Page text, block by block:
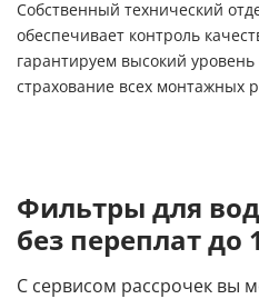
Собственный технический
обеспечивает контроль
гарантируем высокий
страхование всех монтажных
Фильтры для
без переплат до
С сервисом рассрочек вы